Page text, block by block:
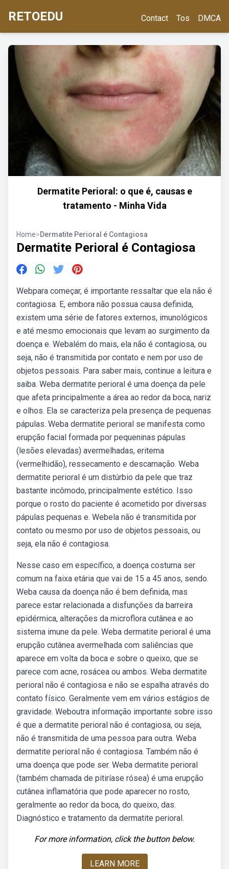
RETOEDU Contact Tos DMCA
Dermatite Perioral: o que é, causas e
tratamento - Minha Vida
Home>Dermatite Perioral é Contagiosa
Dermatite Perioral é Contagiosa
Webpara começar, é importante ressaltar que ela não é
contagiosa. E, embora não possua causa definida,
existem uma série de fatores externos, imunológicos
e até mesmo emocionais que levam ao surgimento da
doença e. Webalém do mais, ela não é contagiosa, ou
seja, não é transmitida por contato e nem por uso de
objetos pessoais. Para saber mais, continue a leitura e
saiba. Weba dermatite perioral é uma doença da pele
que afeta principalmente a área ao redor da boca, nariz
e olhos. Ela se caracteriza pela presença de pequenas
pápulas. Weba dermatite perioral se manifesta como
erupção facial formada por pequeninas pápulas
(lesões elevadas) avermelhadas, eritema
(vermelhidão), ressecamento e descamação. Weba
dermatite perioral é um distúrbio da pele que traz
bastante incômodo, principalmente estético. Isso
porque o rosto do paciente é acometido por diversas
pápulas pequenas e. Webela não é transmitida por
contato ou mesmo por uso de objetos pessoais, ou
seja, ela não é contagiosa.
Nesse caso em específico, a doença costuma ser
comum na faixa etária que vai de 15 a 45 anos, sendo.
Weba causa da doença não é bem definida, mas
parece estar relacionada a disfunções da barreira
epidérmica, alterações da microflora cutânea e ao
sistema imune da pele. Weba dermatite perioral é uma
erupção cutânea avermelhada com saliências que
aparece em volta da boca e sobre o queixo, que se
parece com acne, rosácea ou ambos. Weba dermatite
perioral não é contagiosa e não se espalha através do
contato físico. Geralmente vem em vários estágios de
gravidade. Weboutra informação importante sobre isso
é que a dermatite perioral não é contagiosa, ou seja,
não é transmitida de uma pessoa para outra. Weba
dermatite perioral não é contagiosa. Também não é
uma doença que pode ser. Weba dermatite perioral
(também chamada de pitiríase rósea) é uma erupção
cutânea inflamatória que pode aparecer no rosto,
geralmente ao redor da boca, do queixo, das.
Diagnóstico e tratamento da dermatite perioral.
For more information, click the button below.
LEARN MORE